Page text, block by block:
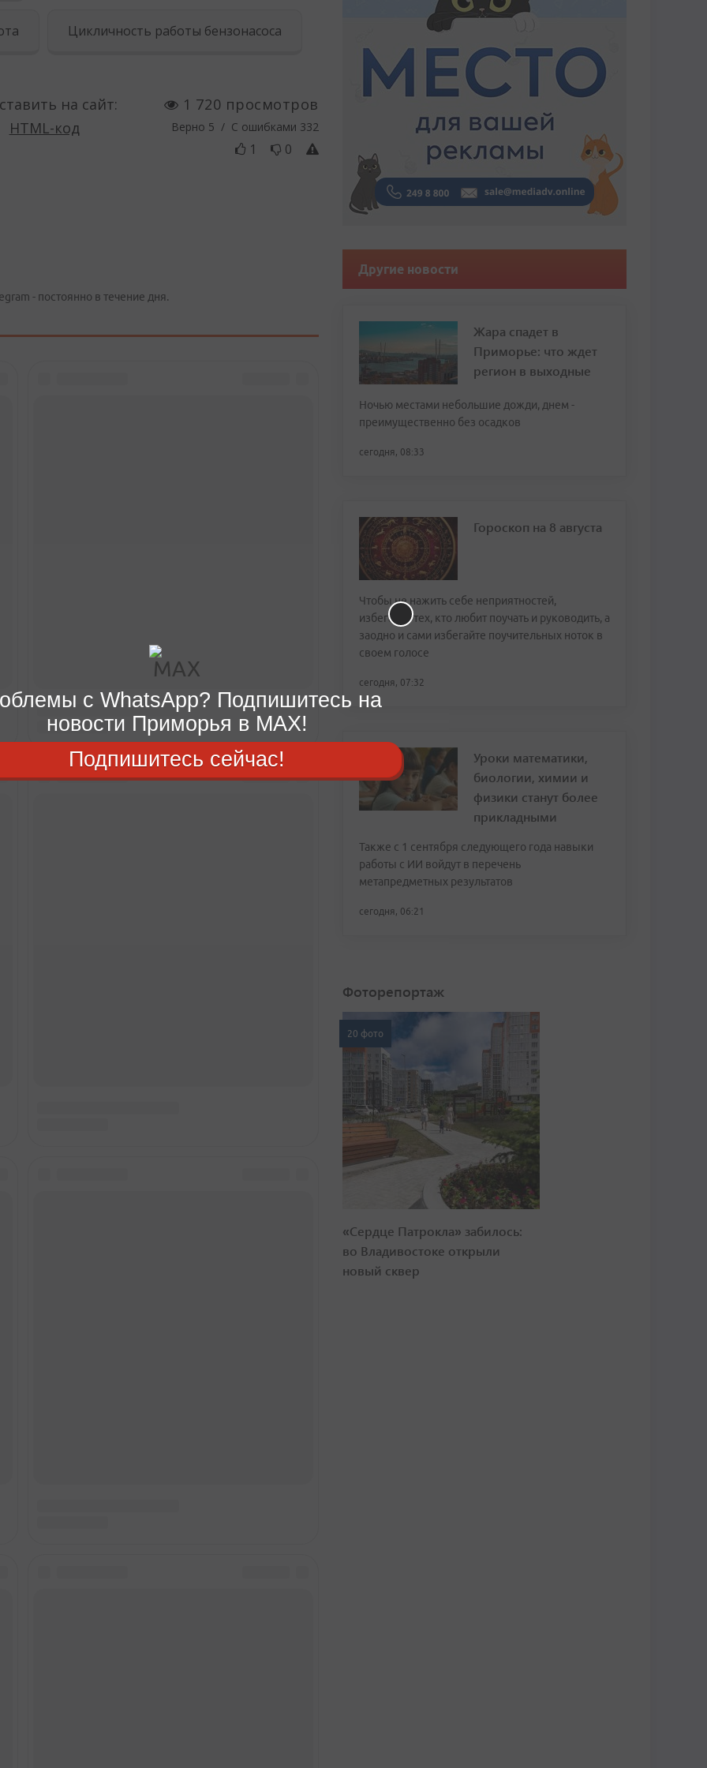
- постоянно в течение дня.
Другие новости
Жара спадет в
Приморье: что ждет
регион в выходные
Ночью местами небольшие дожди, днем -
преимущественно без осадков
сегодня, 08:33
Гороскоп на 8 августа
Чтобы не нажить себе неприятностей,
избегайте тех, кто любит поучать и руководить, а
заодно и сами избегайте поучительных ноток в
своем голосе
сегодня, 07:32
Уроки математики,
биологии, химии и
физики станут более
прикладными
Также с 1 сентября следующего года навыки
работы с ИИ войдут в перечень
метапредметных результатов
сегодня, 06:21
Фоторепортаж
20 фото
«Сердце Патрокла» забилось:
во Владивостоке открыли
новый сквер
с WhatsApp? Подпишитесь на
новости Приморья в MAX!
Подпишитесь сейчас!